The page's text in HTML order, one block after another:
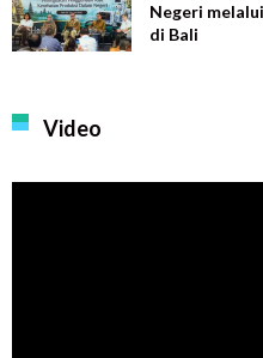
Negeri
di Bali
Video